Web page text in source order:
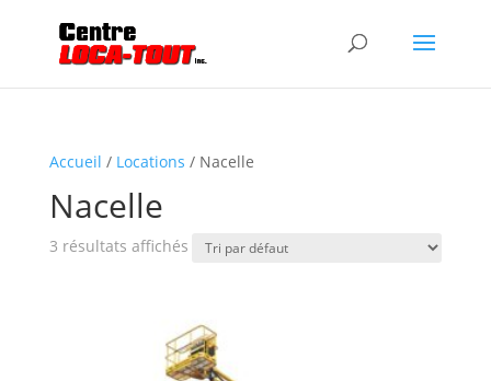
Accueil / Locations / Nacelle
Nacelle
3 résultats affichés